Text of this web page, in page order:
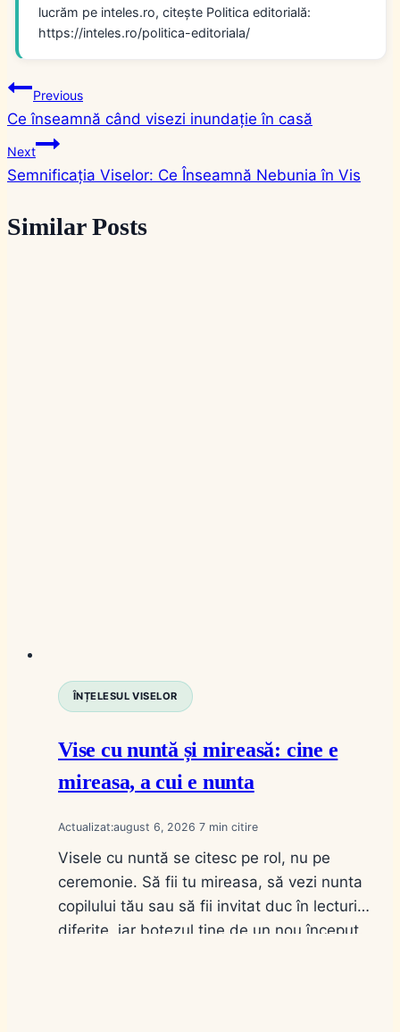
lucrăm pe inteles.ro, citește Politica editorială:
https://inteles.ro/politica-editoriala/
Navigare
în
articole
Previous
Ce înseamnă când visezi inundație în casă
Next
Semnificația Viselor: Ce Înseamnă Nebunia în Vis
Similar Posts
ÎNȚELESUL VISELOR
Vise cu nuntă și mireasă: cine e
mireasa, a cui e nunta
Actualizat:august 6, 2026 7
Visele cu nuntă se citesc pe rol, nu pe
ceremonie. Să fii tu mireasa, să vezi nunta
copilului tău sau să fii invitat duc în lecturi
diferite, iar botezul ține de un nou început.